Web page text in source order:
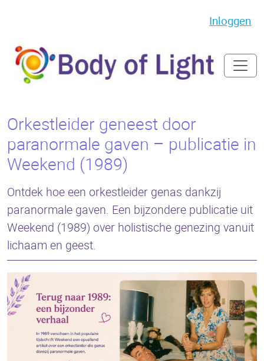
Inloggen
Orkestleider geneest door
paranormale gaven – publicatie in
Weekend (1989)
Ontdek hoe een orkestleider genas dankzij
paranormale gaven. Een bijzondere publicatie uit
Weekend (1989) over holistische genezing vanuit
lichaam en geest.